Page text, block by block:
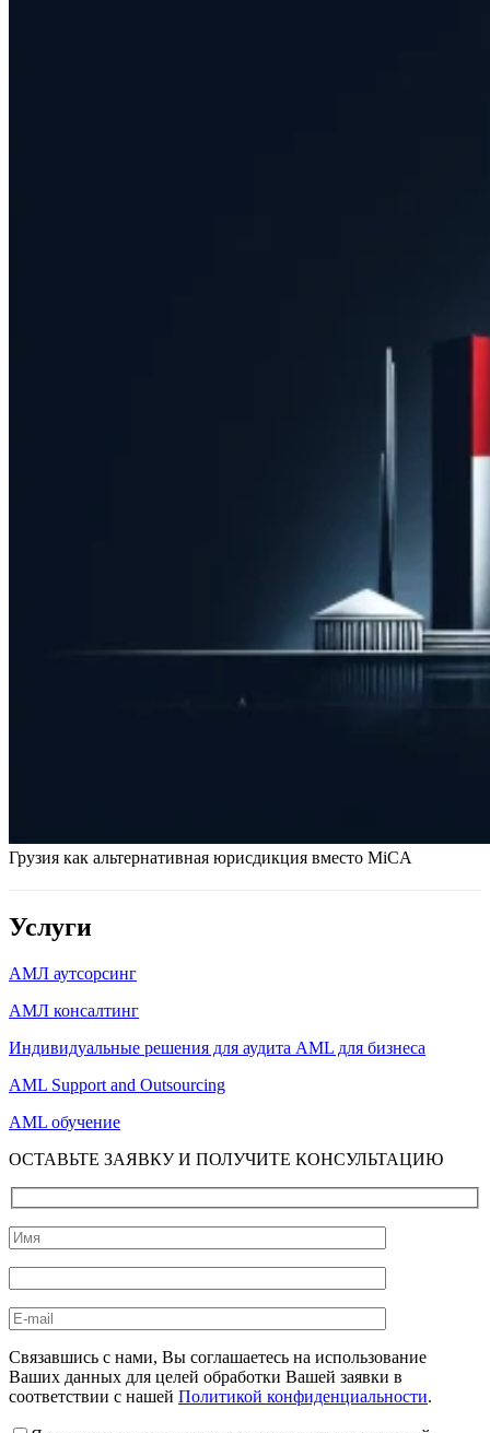
Грузия как альтернативная юрисдикция вместо MiCA
Услуги
АМЛ аутсорсинг
АМЛ консалтинг
Индивидуальные решения для аудита AML для бизнеса
AML Support and Outsourcing
AML обучение
ОСТАВЬТЕ ЗАЯВКУ И ПОЛУЧИТЕ КОНСУЛЬТАЦИЮ
Связавшись с нами, Вы соглашаетесь на использование
Ваших данных для целей обработки Вашей заявки в
соответствии с нашей Политикой конфиденциальности.